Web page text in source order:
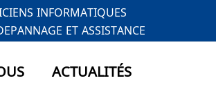
INFORMATIQUES
ET ASSISTANCE
ACTUALITÉS